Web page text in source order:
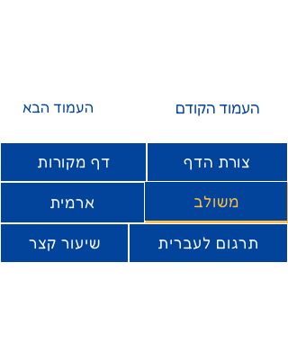
העמוד הבא העמוד הקודם
צורת הדף דף מקורות
משולב ארמית
תרגום לעברית שיעור קצר